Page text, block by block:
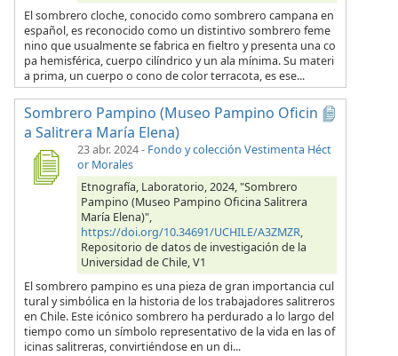
El sombrero cloche, conocido como sombrero campana en
español, es reconocido como un distintivo sombrero feme
nino que usualmente se fabrica en fieltro y presenta una co
pa hemisférica, cuerpo cilíndrico y un ala mínima. Su materi
a prima, un cuerpo o cono de color terracota, es ese...
Sombrero Pampino (Museo Pampino Oficin
a Salitrera María Elena)
23 abr. 2024- Fondo y colección Vestimenta Héct
or Morales
Etnografía, Laboratorio, 2024, "Sombrero
Pampino (Museo Pampino Oficina Salitrera
María Elena)",
https://doi.org/10.34691/UCHILE/A3ZMZR,
Repositorio de datos de investigación de la
Universidad de Chile, V1
El sombrero pampino es una pieza de gran importancia cul
tural y simbólica en la historia de los trabajadores salitreros
en Chile. Este icónico sombrero ha perdurado a lo largo del
tiempo como un símbolo representativo de la vida en las of
icinas salitreras, convirtiéndose en un di...